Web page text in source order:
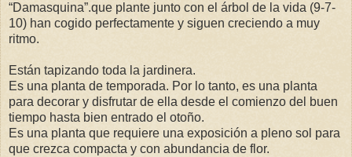
“Damasquina”.que plante junto con el árbol de la vida (9-7-
10) han cogido perfectamente y siguen creciendo a muy
ritmo.
Están tapizando toda la jardinera.
Es una planta de temporada. Por lo tanto, es una planta
para decorar y disfrutar de ella desde el comienzo del buen
tiempo hasta bien entrado el otoño.
Es una planta que requiere una exposición a pleno sol para
que crezca compacta y con abundancia de flor.